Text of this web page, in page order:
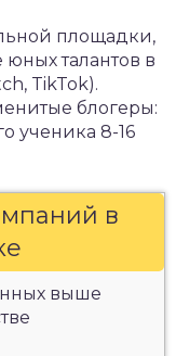
площадки,
талантов в
TikTok).
блогеры:
ученика 8-16
в
выше